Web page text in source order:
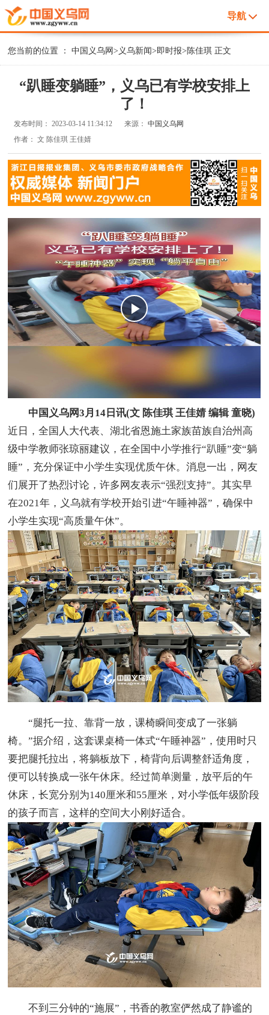
导航
您当前的位置 ：中国义乌网> 义乌新闻>即时报> 陈佳琪 正文
“趴睡变躺睡”，义乌已有学校安排上
了！
发布时间：2023-03-14 11:34:12 来源：中国义乌网
作者：文 陈佳琪 王佳婧
中国义乌网3月14日讯(文 陈佳琪 王佳婧 编辑 童晓)
近日，全国人大代表、湖北省恩施土家族苗族自治州高
级中学教师张琼丽建议，在全国中小学推行“趴睡”变“躺
睡”，充分保证中小学生实现优质午休。消息一出，网友
们展开了热烈讨论，许多网友表示“强烈支持”。其实早
在2021年，义乌就有学校开始引进“午睡神器”，确保中
小学生实现“高质量午休”。
“腿托一拉、靠背一放，课椅瞬间变成了一张躺
椅。”据介绍，这套课桌椅一体式“午睡神器”，使用时只
要把腿托拉出，将躺板放下，椅背向后调整舒适角度，
便可以转换成一张午休床。经过简单测量，放平后的午
休床，长宽分别为140厘米和55厘米，对小学低年级阶段
的孩子而言，这样的空间大小刚好适合。
不到三分钟的“施展”，书香的教室俨然成了静谧的